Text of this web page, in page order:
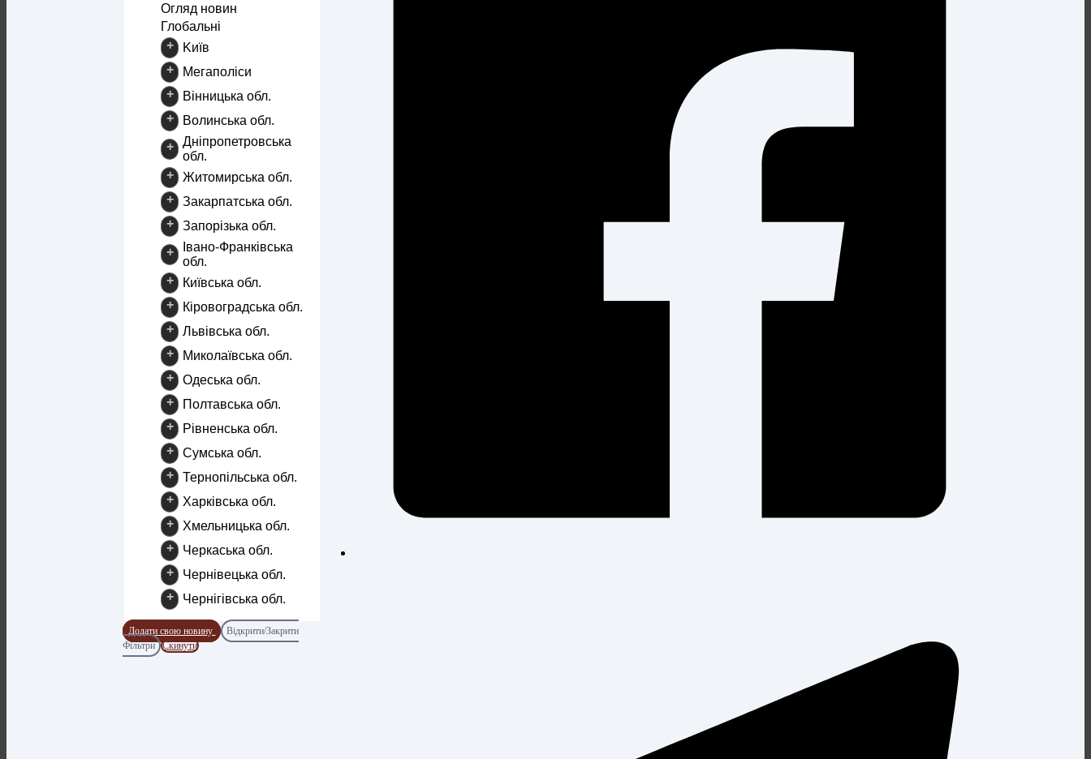
Огляд новин
Глобальні
+
Kиїв
+
Mегаполіси
+
Вінницька обл.
+
Волинська обл.
+
Дніпропетровська
обл.
+
Житомирська обл.
+
Закарпатська обл.
+
Запорізька обл.
+
Івано-Франківська
обл.
+
Київська обл.
+
Кіровоградська обл.
+
Львівська обл.
+
Миколаївська обл.
+
Одеська обл.
+
Полтавська обл.
+
Рівненська обл.
+
Сумська обл.
+
Тернопільська обл.
+
Харківська обл.
+
Хмельницька обл.
+
Черкаська обл.
+
Чернівецька обл.
+
Чернігівська обл.
Додати свою новину
Відкрити/Закрити
Фільтри
Скинути